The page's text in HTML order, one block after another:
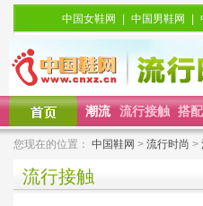
中国女鞋网 中国男鞋网
潮流 流行接触 搭配
您现在的位置： 中国鞋网 > 流行时尚 >
流行接触